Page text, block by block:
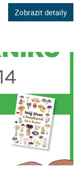
Zobrazit detaily